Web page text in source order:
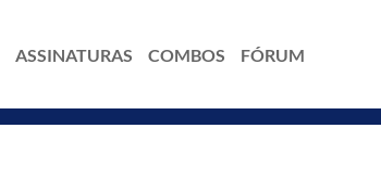
ASSINATURAS COMBOS FÓRUM